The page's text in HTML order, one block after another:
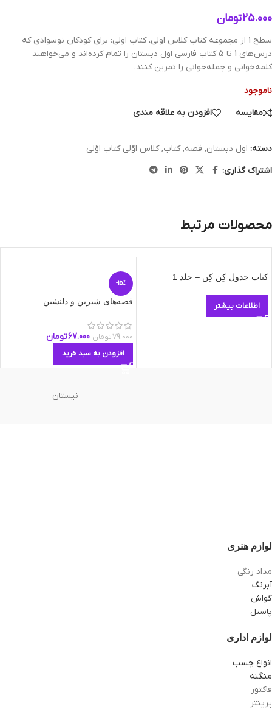
25.000تومان
سطح 1 از مجموعه کتاب کلاس اولی، کتاب اولی: برای کودکان نوسوادی که
درس‌های 1 تا 5 کتاب فارسی اول دبستان را تمام کرده‌اند و می‌خواهند
کلمه‌خوانی و جمله‌خوانی را تمرین کنند.
ناموجود
مقایسه
افزودن به علاقه مندی
دسته: اول دبستان, قصه, کتاب, کلاس اوّلی کتاب اوّلی
اشتراک گذاری:
محصولات مرتبط
کتاب جدول کِن کِن – جلد 1
اطلاعات بیشتر
-15%
قصه‌های شیرین و دلنشین
79.000تومان 67.000تومان
افزودن به سبد خرید
نیستان
لوازم هنری
مداد رنگی
آبرنگ
گواش
پاستل
لوازم اداری
انواع چسب
منگنه
فاکتور
پرینتر